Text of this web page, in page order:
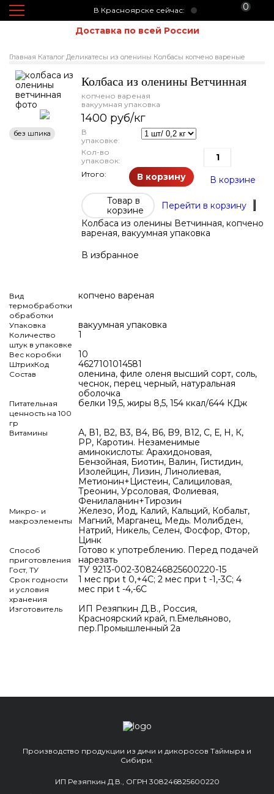
В Красноярске сейчас: 0
Доставка по всей России
Главная Каталог Деликатесы из оленины Колбасы копчено вареные
без шпика
Колбаса из оленины Ветчинная
копчено вареная
вакуумная упаковка
1400 руб/кг
В
упаковке:
Кол-во
упаковок:
Итого:
В корзину
В корзине
Товар в
корзине
Перейти в корзину
Колбаса из оленины Ветчинная, копчено
вареная, вакуумная упаковка
В избранное
Вид
термобработки
обработки
копчено вареная
Упаковка вакуумная упаковка
Количество
штук в упаковке
1
Вес коробки 10
ШтрихКод 4627101014581
Состав
оленина, филе оленя высший сорт, соль,
чеснок, перец черный, натуральная
оболочка
Питательная
ценность на 100
гр
белки 19,5, жиры 8,5, 154 ккал/644 КДж
Витамины
А, В1, В2, В3, В4, B6, B9, В12, С, Е, Н, К,
РР, Каротин. Незаменимые
аминокислоты: Арахидоновая,
Бензойная, Биотин, Валин, Гистидин,
Изолейцин, Лизин, Линолиевая,
Метионин+Цистеин, Салициловая,
Треонин, Урсоловая, Фолиевая,
Фенилаланин+Тирозин
Микро- и
макроэлементы
Железо, Йод, Калий, Кальций, Кобальт,
Магний, Марганец, Медь. Молибден,
Натрий, Никель, Селен, Фосфор, Фтор,
Цинк
Способ
приготовления
Готово к употреблению. Перед подачей
нарезать
Гост, ТУ ТУ 9213-002-308246825600220-15
Срок годности
и условия
хранения
1 мес при t 0,+4C; 2 мес при t -1,-3C; 4
мес при t -4,-6C
Изготовитель
ИП Резяпкин Д.В., Россия,
Красноярский край, п.Емельяново,
пер.Промышленный 2а
Производство продукции из дичи и дикоросов Таймыра и
Сибири.
ИП Резяпкин Д.В., ОГРН 308246825600220